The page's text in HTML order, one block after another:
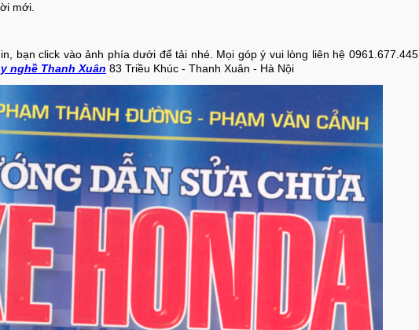
mới.
bạn click vào ảnh phía dưới để tải nhé. Mọi góp ý vui lòng liên hệ 0961.677.445
nghề Thanh Xuân 83 Triều Khúc - Thanh Xuân - Hà Nội